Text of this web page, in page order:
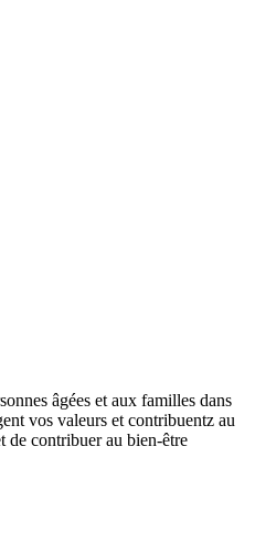
âgées et aux familles dans
vos valeurs et contribuentz au
de contribuer au bien-être